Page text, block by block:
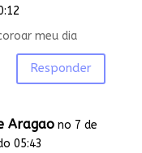
meu dia
Responder
Aragao no 7 de
05:43